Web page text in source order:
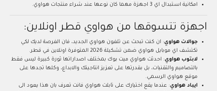
امكانية استبدال اي 3 اجهزة مهما كان نوعها عند شراء منتجات هواوي.
اجهزة تتسوقها من هواوي قطر اونلاين:
جوالات هواوي: ان كنت تبحث عن تلفون هواوي الجديد، فان الفرصة لديك لكي
تكتشف اي موبايل هواوي ضمن تشكيلة 2026 المتوفرة اونلاين في قطر.
لابتوب هواوي: احدثت هواوي ميت بوك بمختلف اصداراتها ثورة كبيرة ليس فقط
بالتصاميم والتقنيات، بل بقدرتها على تعزيز انتاجيتك والابداع، وكلها تجدها على
موقع هواوي الرسمي.
ايباد هواوي: عندما يقع اختيارك على تابلت هواوي فانت تعرف بان هذا يعود الى